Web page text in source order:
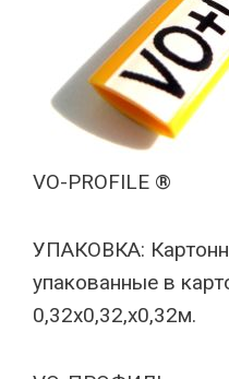
VO-PROFILE ®
УПАКОВКА:
упакованные в
0,32х0,32,х0,32м.